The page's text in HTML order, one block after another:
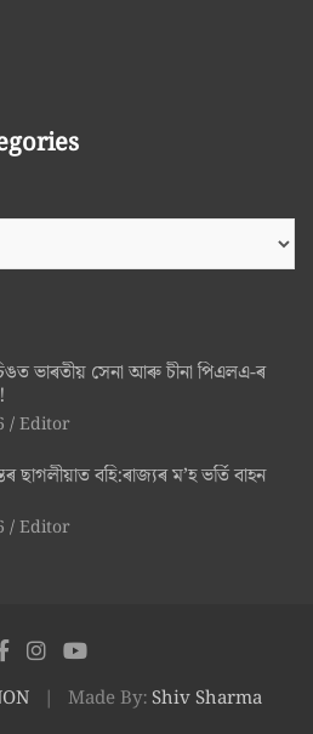
ভাৰতীয় সেনা আৰু চীনা পিএলএ-ৰ
Editor
ছাগলীয়াত বহি:ৰাজ্যৰ ম’হ ভৰ্তি বাহন
Editor
Made By:Shiv Sharma